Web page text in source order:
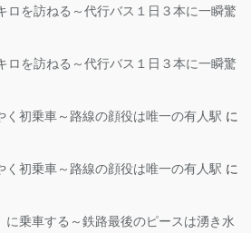
ロを訪ねる～代行バス１日３本に一瞬驚
ロを訪ねる～代行バス１日３本に一瞬驚
く初乗車～路線の顔役は唯一の有人駅 に
く初乗車～路線の顔役は唯一の有人駅 に
に乗車する～鉄路最後のピースは湧き水